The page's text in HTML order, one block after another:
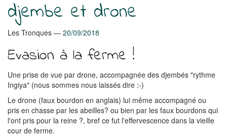
djembe et drone
Les Tronques 20/09/2018
Evasion à la ferme !
Une prise de vue par drone, accompagnée des djembés "rythme
Ingiya" (nous sommes nous laissés dire :-)
Le drone (faux bourdon en anglais) lui même accompagné ou
pris en chasse par les abeilles? ou bien par les faux bourdons qui
l'ont pris pour la reine ?, bref ce fut l'effervescence dans la vieille
cour de ferme.